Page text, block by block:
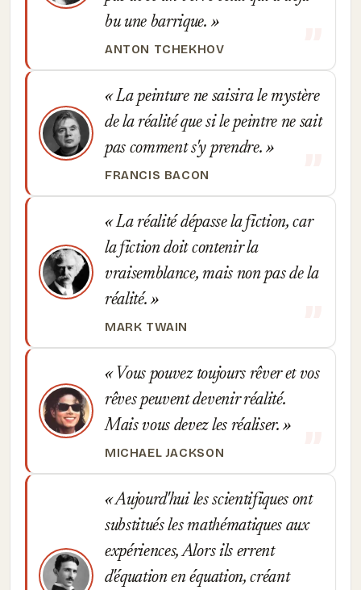
bu une barrique.
ANTON TCHEKHOV
La peinture ne saisira le mystère
de la réalité que si le peintre ne sait
pas comment s'y prendre.
FRANCIS BACON
La réalité dépasse la fiction, car
la fiction doit contenir la
vraisemblance, mais non pas de la
réalité.
MARK TWAIN
Vous pouvez toujours rêver et vos
rêves peuvent devenir réalité.
Mais vous devez les réaliser.
MICHAEL JACKSON
Aujourd'hui les scientifiques ont
substitués les mathématiques aux
expériences, Alors ils errent
d'équation en équation, créant